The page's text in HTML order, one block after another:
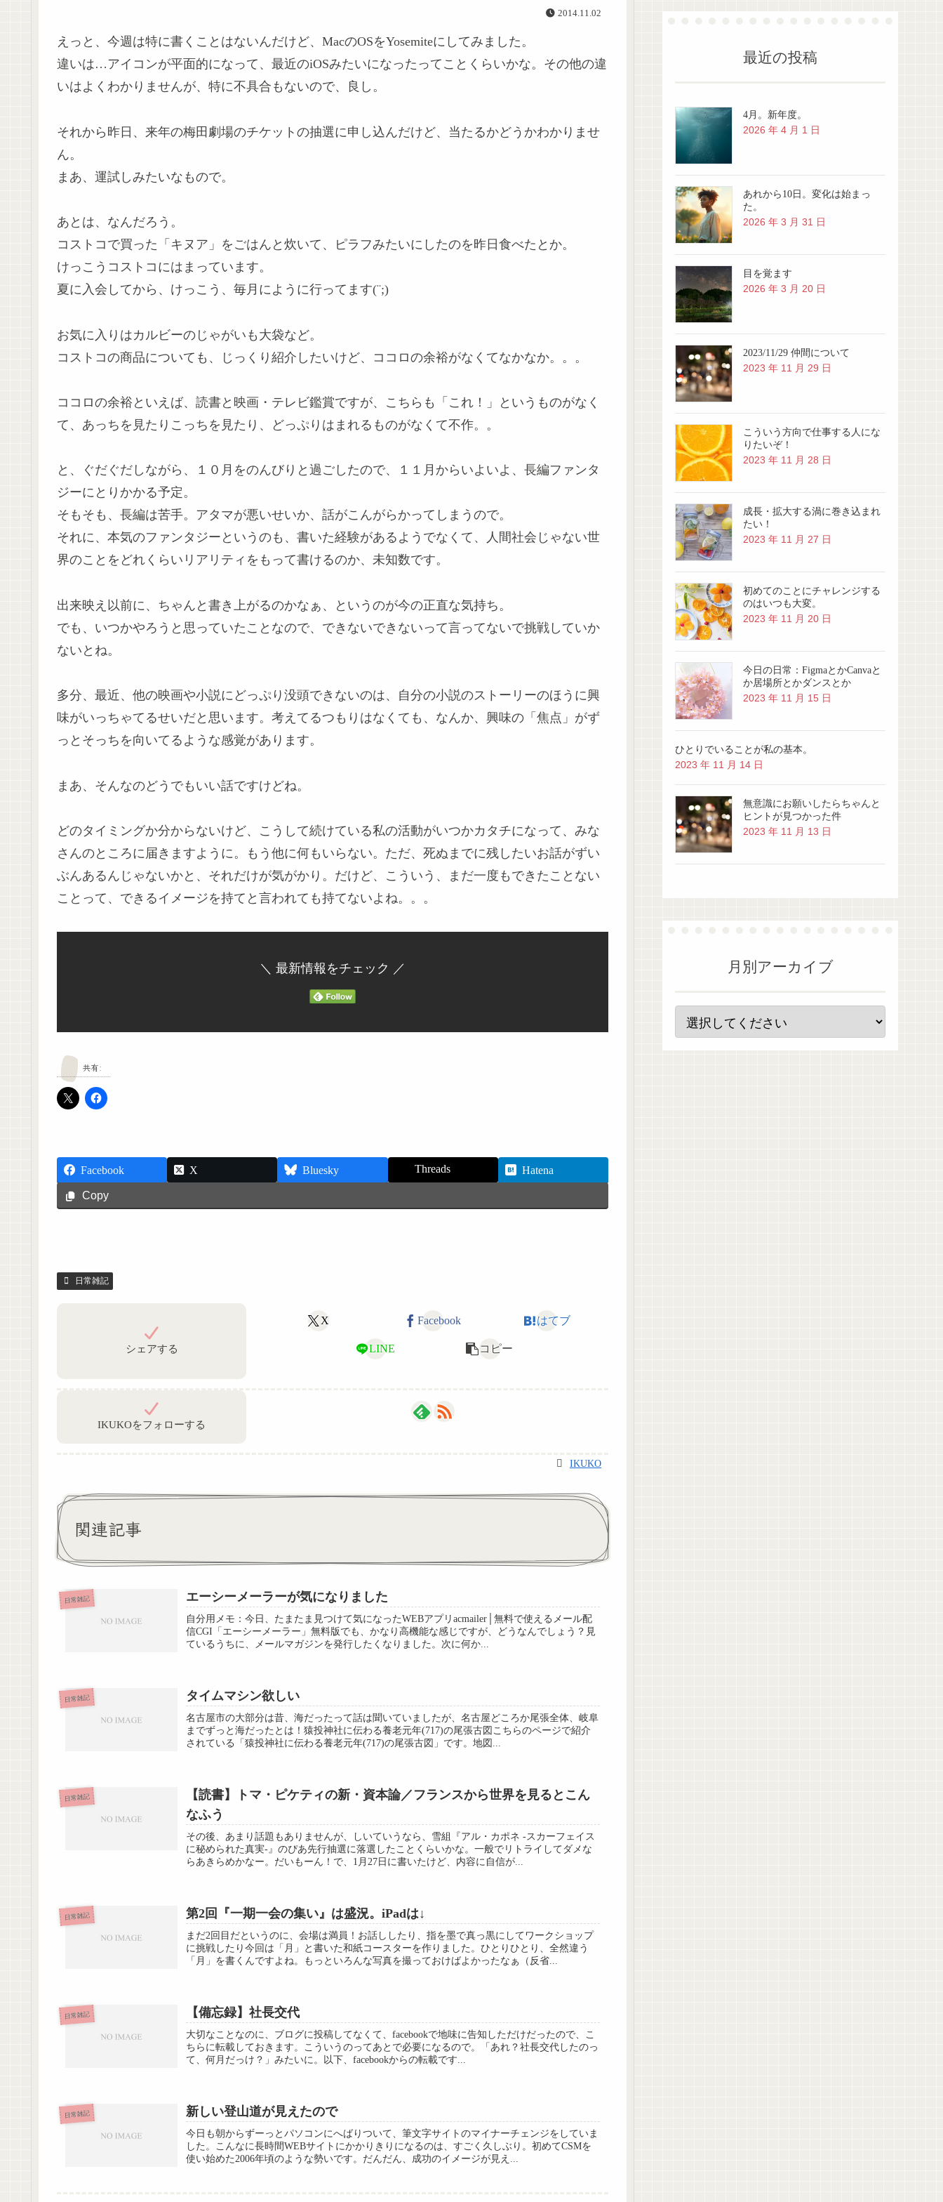
2014.11.02
えっと、今週は特に書くことはないんだけど、MacのOSをYosemiteにしてみました。
違いは…アイコンが平面的になって、最近のiOSみたいになったってことくらいかな。その他の違
いはよくわかりませんが、特に不具合もないので、良し。
それから昨日、来年の梅田劇場のチケットの抽選に申し込んだけど、当たるかどうかわかりませ
ん。
まあ、運試しみたいなもので。
あとは、なんだろう。
コストコで買った「キヌア」をごはんと炊いて、ピラフみたいにしたのを昨日食べたとか。
けっこうコストコにはまっています。
夏に入会してから、けっこう、毎月にように行ってます(¨;)
お気に入りはカルビーのじゃがいも大袋など。
コストコの商品についても、じっくり紹介したいけど、ココロの余裕がなくてなかなか。。。
ココロの余裕といえば、読書と映画・テレビ鑑賞ですが、こちらも「これ！」というものがなく
て、あっちを見たりこっちを見たり、どっぷりはまれるものがなくて不作。。
と、ぐだぐだしながら、１０月をのんびりと過ごしたので、１１月からいよいよ、長編ファンタ
ジーにとりかかる予定。
そもそも、長編は苦手。アタマが悪いせいか、話がこんがらかってしまうので。
それに、本気のファンタジーというのも、書いた経験があるようでなくて、人間社会じゃない世
界のことをどれくらいリアリティをもって書けるのか、未知数です。
出来映え以前に、ちゃんと書き上がるのかなぁ、というのが今の正直な気持ち。
でも、いつかやろうと思っていたことなので、できないできないって言ってないで挑戦していか
ないとね。
多分、最近、他の映画や小説にどっぷり没頭できないのは、自分の小説のストーリーのほうに興
味がいっちゃてるせいだと思います。考えてるつもりはなくても、なんか、興味の「焦点」がず
っとそっちを向いてるような感覚があります。
まあ、そんなのどうでもいい話ですけどね。
どのタイミングか分からないけど、こうして続けている私の活動がいつかカタチになって、みな
さんのところに届きますように。もう他に何もいらない。ただ、死ぬまでに残したいお話がずい
ぶんあるんじゃないかと、それだけが気がかり。だけど、こういう、まだ一度もできたことない
ことって、できるイメージを持てと言われても持てないよね。。。
＼ 最新情報をチェック ／
共有:
Facebook X Bluesky Threads
Hatena
Copy
日常雑記
シェアする
X Facebook はてブ
LINE コピー
IKUKOをフォローする
IKUKO
関連記事
日常雑記 エーシーメーラーが気になりました
自分用メモ：今日、たまたま見つけて気になったWEBアプリacmailer│無料で使えるメール配
信CGI「エーシーメーラー」無料版でも、かなり高機能な感じですが、どうなんでしょう？見
ているうちに、メールマガジンを発行したくなりました。次に何か...
日常雑記 タイムマシン欲しい
名古屋市の大部分は昔、海だったって話は聞いていましたが、名古屋どころか尾張全体、岐阜
までずっと海だったとは！猿投神社に伝わる養老元年(717)の尾張古図こちらのページで紹介
されている「猿投神社に伝わる養老元年(717)の尾張古図」です。地図...
日常雑記
【読書】トマ・ピケティの新・資本論／フランスから世界を見るとこん
なふう
その後、あまり話題もありませんが、しいていうなら、雪組『アル・カポネ -スカーフェイス
に秘められた真実-』のぴあ先行抽選に落選したことくらいかな。一般でリトライしてダメな
らあきらめかなー。だいもーん！で、1月27日に書いたけど、内容に自信が...
日常雑記 第2回『一期一会の集い』は盛況。iPadは↓
まだ2回目だというのに、会場は満員！お話ししたり、指を墨で真っ黒にしてワークショップ
に挑戦したり今回は「月」と書いた和紙コースターを作りました。ひとりひとり、全然違う
「月」を書くんですよね。もっといろんな写真を撮っておけばよかったなぁ（反省...
日常雑記 【備忘録】社長交代
大切なことなのに、ブログに投稿してなくて、facebookで地味に告知しただけだったので、こ
ちらに転載しておきます。こういうのってあとで必要になるので。「あれ？社長交代したのっ
て、何月だっけ？」みたいに。以下、facebookからの転載です...
日常雑記 新しい登山道が見えたので
今日も朝からずーっとパソコンにへばりついて、筆文字サイトのマイナーチェンジをしていま
した。こんなに長時間WEBサイトにかかりきりになるのは、すごく久しぶり。初めてCSMを
使い始めた2006年頃のような勢いです。だんだん、成功のイメージが見え...
最近の投稿
4月。新年度。
2026 年 4 月 1 日
あれから10日。変化は始まっ
た。
2026 年 3 月 31 日
目を覚ます
2026 年 3 月 20 日
2023/11/29 仲間について
2023 年 11 月 29 日
こういう方向で仕事する人にな
りたいぞ！
2023 年 11 月 28 日
成長・拡大する渦に巻き込まれ
たい！
2023 年 11 月 27 日
初めてのことにチャレンジする
のはいつも大変。
2023 年 11 月 20 日
今日の日常：FigmaとかCanvaと
か居場所とかダンスとか
2023 年 11 月 15 日
ひとりでいることが私の基本。
2023 年 11 月 14 日
無意識にお願いしたらちゃんと
ヒントが見つかった件
2023 年 11 月 13 日
月別アーカイブ